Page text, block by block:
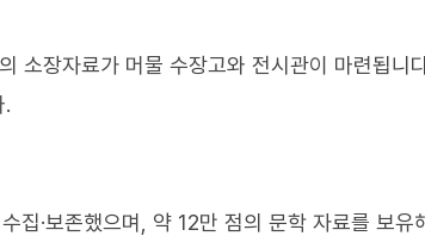
소장자료가 머물 수장고와 전시관이 마련됩니
.
집·보존했으며, 약 12만 점의 문학 자료를 보유